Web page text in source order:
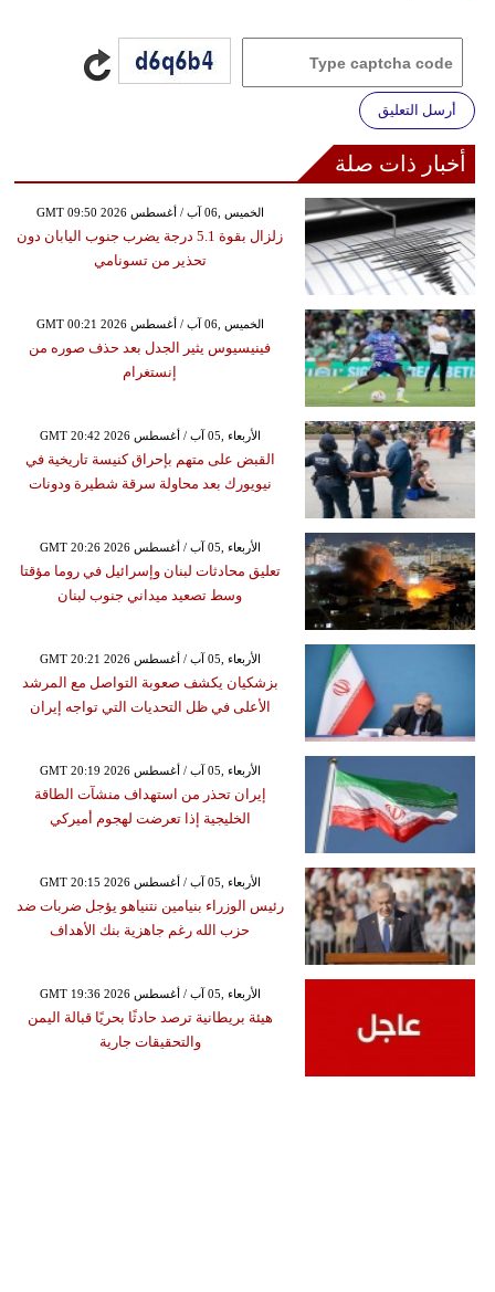
أرسل التعليق
أخبار ذات صلة
GMT 09:50 2026 الخميس ,06 آب / أغسطس
زلزال بقوة 5.1 درجة يضرب جنوب اليابان دون
تحذير من تسونامي
GMT 00:21 2026 الخميس ,06 آب / أغسطس
فينيسيوس يثير الجدل بعد حذف صوره من
إنستغرام
GMT 20:42 2026 الأربعاء ,05 آب / أغسطس
القبض على متهم بإحراق كنيسة تاريخية في
نيويورك بعد محاولة سرقة شطيرة ودونات
GMT 20:26 2026 الأربعاء ,05 آب / أغسطس
تعليق محادثات لبنان وإسرائيل في روما مؤقتا
وسط تصعيد ميداني جنوب لبنان
GMT 20:21 2026 الأربعاء ,05 آب / أغسطس
بزشكيان يكشف صعوبة التواصل مع المرشد
الأعلى في ظل التحديات التي تواجه إيران
GMT 20:19 2026 الأربعاء ,05 آب / أغسطس
إيران تحذر من استهداف منشآت الطاقة
الخليجية إذا تعرضت لهجوم أميركي
GMT 20:15 2026 الأربعاء ,05 آب / أغسطس
رئيس الوزراء بنيامين نتنياهو يؤجل ضربات ضد
حزب الله رغم جاهزية بنك الأهداف
GMT 19:36 2026 الأربعاء ,05 آب / أغسطس
هيئة بريطانية ترصد حادثًا بحريًا قبالة اليمن
والتحقيقات جارية